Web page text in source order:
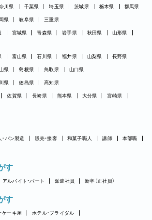
川県 千葉県 埼玉県 茨城県 栃木県 群馬県
県 岐阜県 三重県
宮城県 青森県 岩手県 秋田県
山形県
富山県 石川県 福井県 山梨県 長野県
県 島根県 鳥取県 山口県
県 徳島県 高知県
佐賀県 長崎県 熊本県 大分県
宮崎県
・パン製造 販売・接客 和菓子職人 講師
本部職
す
アルバイト・パート 派遣社員 新卒（正社員）
す
ケーキ屋
ホテル・ブライダル